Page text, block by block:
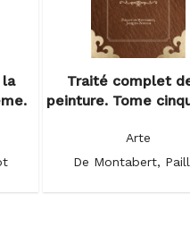
Traité complet
peinture. Tome
Arte
De Montabert,